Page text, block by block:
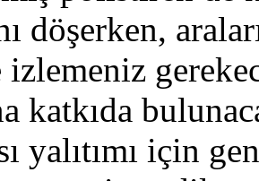
döşerken,
katkıda
yalıtımı için